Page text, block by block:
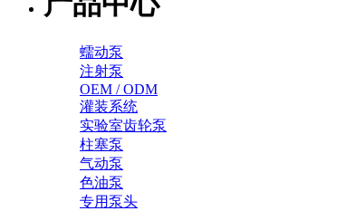
蠕动泵
注射泵
OEM / ODM
灌装系统
实验室齿轮泵
柱塞泵
气动泵
色油泵
专用泵头